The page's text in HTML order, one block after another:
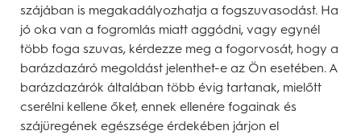
szájában is megakadályozhatja a fogszuvasodást. Ha
jó oka van a fogromlás miatt aggódni, vagy egynél
több foga szuvas, kérdezze meg a fogorvosát, hogy a
barázdazáró megoldást jelenthet-e az Ön esetében. A
barázdazárók általában több évig tartanak, mielőtt
cserélni kellene őket, ennek ellenére fogainak és
szájüregének egészsége érdekében járjon el